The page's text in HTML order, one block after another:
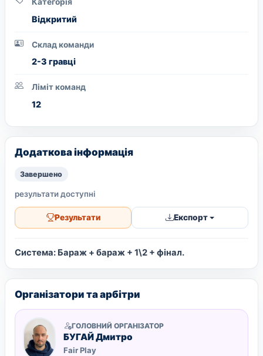
Вiдкритий
Склад команди
2-3 гравці
Ліміт команд
12
Додаткова інформація
Завершено
результати доступні
Результати Експорт
Система: Бараж + бараж + 1\2 + фінал.
Організатори та арбітри
ГОЛОВНИЙ ОРГАНІЗАТОР
БУГАЙ Дмитро
Fair Play